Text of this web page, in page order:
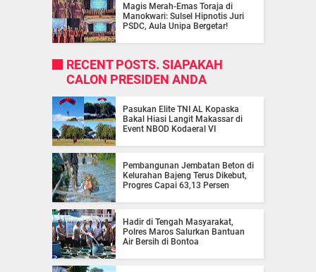
Magis Merah-Emas Toraja di
Manokwari: Sulsel Hipnotis Juri
PSDC, Aula Unipa Bergetar!
RECENT POSTS. SIAPAKAH
CALON PRESIDEN ANDA
Pasukan Elite TNI AL Kopaska
Bakal Hiasi Langit Makassar di
Event NBOD Kodaeral VI
Pembangunan Jembatan Beton di
Kelurahan Bajeng Terus Dikebut,
Progres Capai 63,13 Persen
Hadir di Tengah Masyarakat,
Polres Maros Salurkan Bantuan
Air Bersih di Bontoa